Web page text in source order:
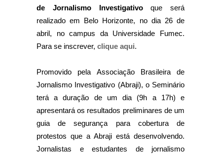
de Jornalismo Investigativoque será
realizado em Belo Horizonte, no dia 26 de
abril, no campus da Universidade Fumec.
Para se inscrever, clique aqui.
Promovido pela Associação Brasileira de
Jornalismo Investigativo (Abraji), o Seminário
terá a duração de um dia (9h a 17h) e
apresentará os resultados preliminares de um
guia de segurança para cobertura de
protestos que a Abraji está desenvolvendo.
Jornalistas e estudantes de jornalismo